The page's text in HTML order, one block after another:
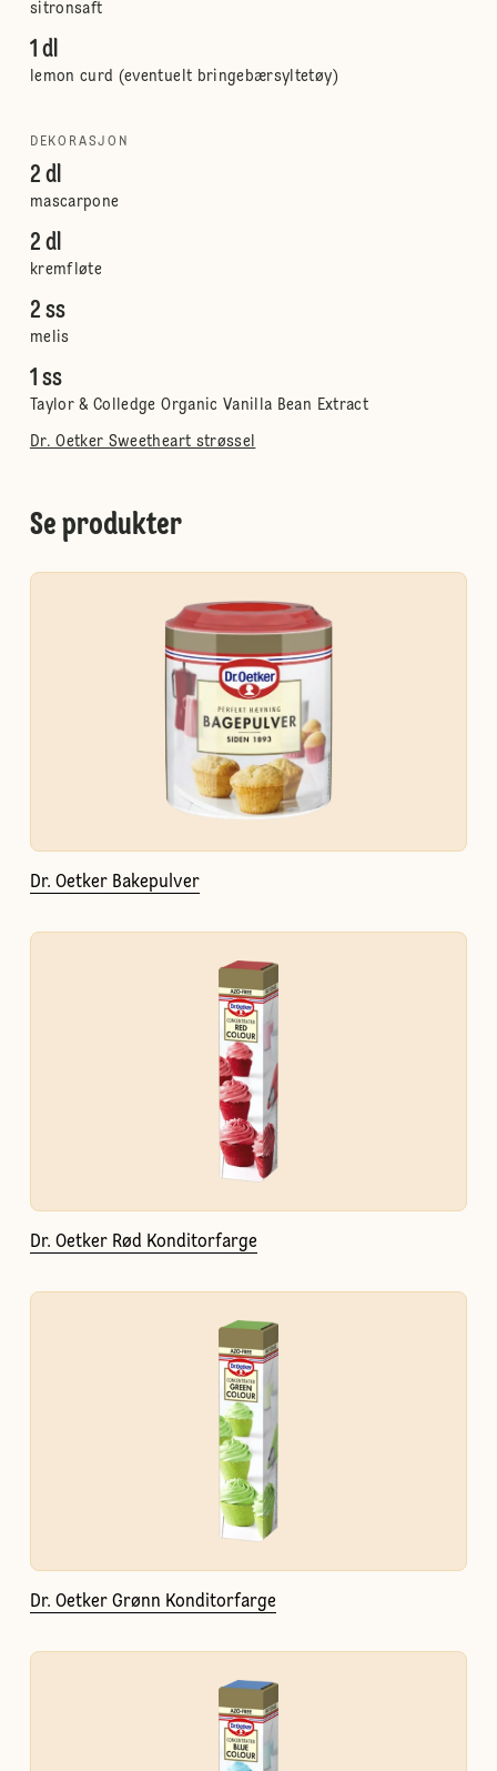
sitronsaft
1 dl
lemon curd (eventuelt bringebærsyltetøy)
DEKORASJON
2 dl
mascarpone
2 dl
kremfløte
2 ss
melis
1 ss
Taylor & Colledge Organic Vanilla Bean Extract
Dr. Oetker Sweetheart strøssel
Se produkter
Dr. Oetker Bakepulver
Dr. Oetker Rød Konditorfarge
Dr. Oetker Grønn Konditorfarge